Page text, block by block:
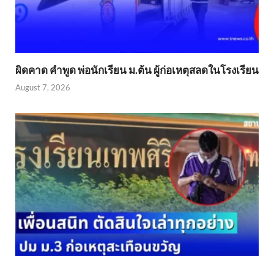
ผิดคาด คำพูด พ่อนักเรียน ม.ต้น ผู้ก่อเหตุสลดในโรงเรียน
August 7, 2026